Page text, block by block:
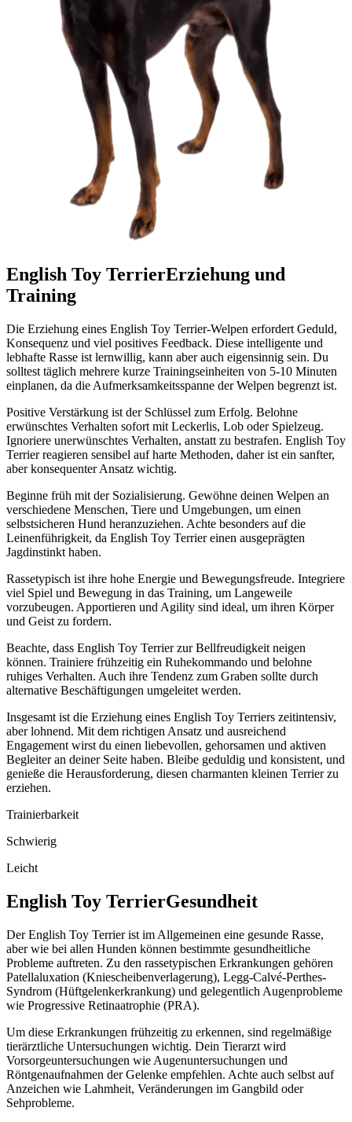
English Toy TerrierErziehung und
Training
Die Erziehung eines English Toy Terrier-Welpen erfordert Geduld,
Konsequenz und viel positives Feedback. Diese intelligente und
lebhafte Rasse ist lernwillig, kann aber auch eigensinnig sein. Du
solltest täglich mehrere kurze Trainingseinheiten von 5-10 Minuten
einplanen, da die Aufmerksamkeitsspanne der Welpen begrenzt ist.
Positive Verstärkung ist der Schlüssel zum Erfolg. Belohne
erwünschtes Verhalten sofort mit Leckerlis, Lob oder Spielzeug.
Ignoriere unerwünschtes Verhalten, anstatt zu bestrafen. English Toy
Terrier reagieren sensibel auf harte Methoden, daher ist ein sanfter,
aber konsequenter Ansatz wichtig.
Beginne früh mit der Sozialisierung. Gewöhne deinen Welpen an
verschiedene Menschen, Tiere und Umgebungen, um einen
selbstsicheren Hund heranzuziehen. Achte besonders auf die
Leinenführigkeit, da English Toy Terrier einen ausgeprägten
Jagdinstinkt haben.
Rassetypisch ist ihre hohe Energie und Bewegungsfreude. Integriere
viel Spiel und Bewegung in das Training, um Langeweile
vorzubeugen. Apportieren und Agility sind ideal, um ihren Körper
und Geist zu fordern.
Beachte, dass English Toy Terrier zur Bellfreudigkeit neigen
können. Trainiere frühzeitig ein Ruhekommando und belohne
ruhiges Verhalten. Auch ihre Tendenz zum Graben sollte durch
alternative Beschäftigungen umgeleitet werden.
Insgesamt ist die Erziehung eines English Toy Terriers zeitintensiv,
aber lohnend. Mit dem richtigen Ansatz und ausreichend
Engagement wirst du einen liebevollen, gehorsamen und aktiven
Begleiter an deiner Seite haben. Bleibe geduldig und konsistent, und
genieße die Herausforderung, diesen charmanten kleinen Terrier zu
erziehen.
Trainierbarkeit
Schwierig
Leicht
English Toy TerrierGesundheit
Der English Toy Terrier ist im Allgemeinen eine gesunde Rasse,
aber wie bei allen Hunden können bestimmte gesundheitliche
Probleme auftreten. Zu den rassetypischen Erkrankungen gehören
Patellaluxation (Kniescheibenverlagerung), Legg-Calvé-Perthes-
Syndrom (Hüftgelenkerkrankung) und gelegentlich Augenprobleme
wie Progressive Retinaatrophie (PRA).
Um diese Erkrankungen frühzeitig zu erkennen, sind regelmäßige
tierärztliche Untersuchungen wichtig. Dein Tierarzt wird
Vorsorgeuntersuchungen wie Augenuntersuchungen und
Röntgenaufnahmen der Gelenke empfehlen. Achte auch selbst auf
Anzeichen wie Lahmheit, Veränderungen im Gangbild oder
Sehprobleme.